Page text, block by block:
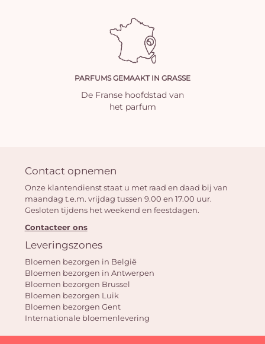
PARFUMS GEMAAKT IN GRASSE
De Franse hoofdstad van
het parfum
Contact opnemen
Onze klantendienst staat u met raad en daad bij van
maandag t.e.m. vrijdag tussen 9.00 en 17.00 uur.
Gesloten tijdens het weekend en feestdagen.
Contacteer ons
Leveringszones
Bloemen bezorgen in België
Bloemen bezorgen in Antwerpen
Bloemen bezorgen Brussel
Bloemen bezorgen Luik
Bloemen bezorgen Gent
Internationale bloemenlevering